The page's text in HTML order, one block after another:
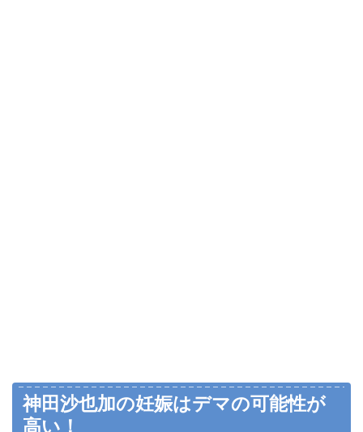
神田沙也加の妊娠はデマの可能性が
高い！